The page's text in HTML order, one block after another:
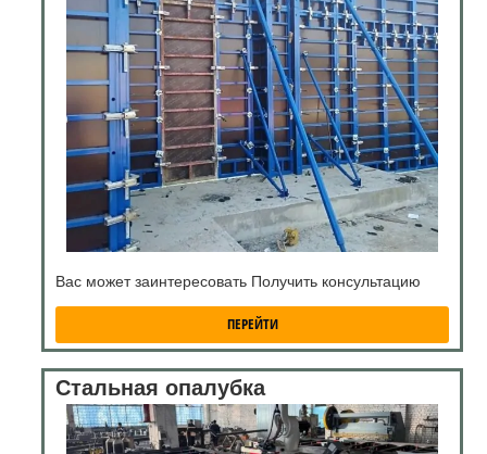
Вас может заинтересовать Получить консультацию
ПЕРЕЙТИ
Стальная опалубка